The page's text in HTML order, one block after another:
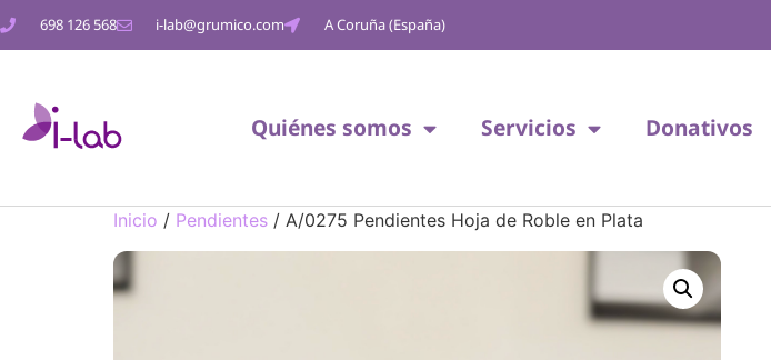
698 126 568 i-lab@grumico.com A Coruña (España)
Quiénes somos Servicios Donativos
Inicio / Pendientes / A/0275 Pendientes Hoja de Roble en Plata